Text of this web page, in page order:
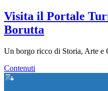
Visita il Portale
Borutta
Un borgo ricco di Storia, Arte e
Contenuti